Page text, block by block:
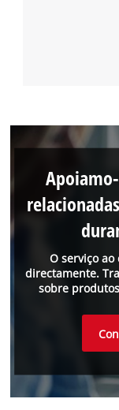
O serviço
directamente.
sobre